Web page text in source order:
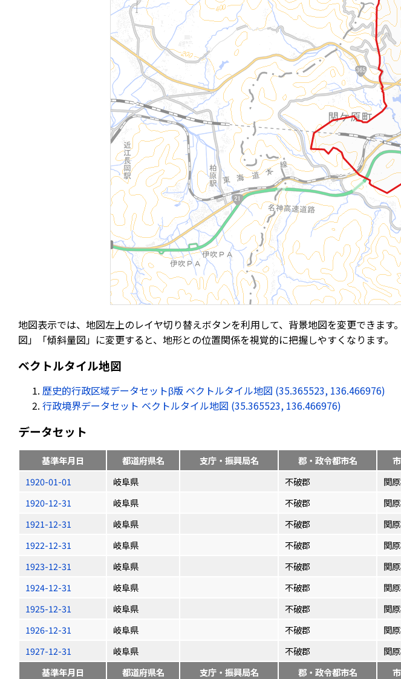
地図表示では、地図左上のレイヤ切り替えボタンを利用して、背景地図を変更できま
図」「傾斜量図」に変更すると、地形との位置関係を視覚的に把握しやすくなります。
ベクトルタイル地図
歴史的行政区域データセットβ版 ベクトルタイル地図 (35.365523, 136.466976)
行政境界データセット ベクトルタイル地図 (35.365523, 136.466976)
データセット
基準年月日 都道府県名 支庁・振興局名 郡・政令都市名
1920-01-01
岐阜県 不破郡 関
1920-12-31
岐阜県 不破郡 関
1921-12-31
岐阜県 不破郡 関
1922-12-31
岐阜県 不破郡 関
1923-12-31
岐阜県 不破郡 関
1924-12-31
岐阜県 不破郡 関
1925-12-31
岐阜県 不破郡 関
1926-12-31
岐阜県 不破郡 関
1927-12-31
岐阜県 不破郡 関
基準年月日
都道府県名 支庁・振興局名 郡・政令都市名